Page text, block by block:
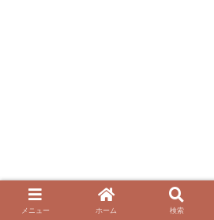
メニュー ホーム 検索